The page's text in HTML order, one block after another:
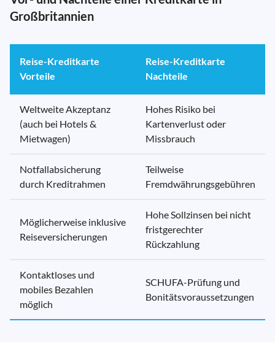
Großbritannien
Reise-Kreditkarte
Vorteile
Reise-Kreditkarte
Nachteile
Weltweite Akzeptanz
(auch bei Hotels &
Mietwagen)
Hohes Risiko bei
Kartenverlust oder
Missbrauch
Notfallabsicherung
durch Kreditrahmen
Teilweise
Fremdwährungsgebühren
Möglicherweise inklusive
Reiseversicherungen
Hohe Sollzinsen bei nicht
fristgerechter
Rückzahlung
Kontaktloses und
mobiles Bezahlen
möglich
SCHUFA-Prüfung und
Bonitätsvoraussetzungen